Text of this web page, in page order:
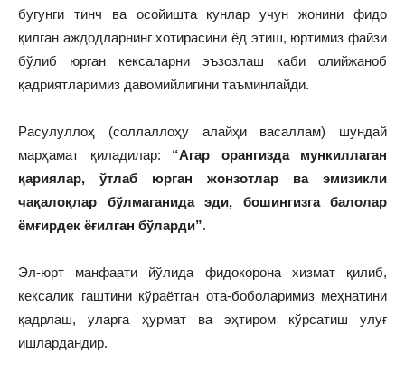
бугунги тинч ва осойишта кунлар учун жонини фидо
қилган аждодларнинг хотирасини ёд этиш, юртимиз файзи
бўлиб юрган кексаларни эъзозлаш каби олийжаноб
қадриятларимиз давомийлигини таъминлайди.
Расулуллоҳ (соллаллоҳу алайҳи васаллам) шундай
марҳамат қиладилар: “Агар орангизда мункиллаган
қариялар, ўтлаб юрган жонзотлар ва эмизикли
чақалоқлар бўлмаганида эди, бошингизга балолар
ёмғирдек ёғилган бўларди”.
Эл-юрт манфаати йўлида фидокорона хизмат қилиб,
кексалик гаштини кўраётган ота-боболаримиз меҳнатини
қадрлаш, уларга ҳурмат ва эҳтиром кўрсатиш улуғ
ишлардандир.